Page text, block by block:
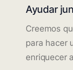
Ayudar
Creemos
para hacer
enriquecer